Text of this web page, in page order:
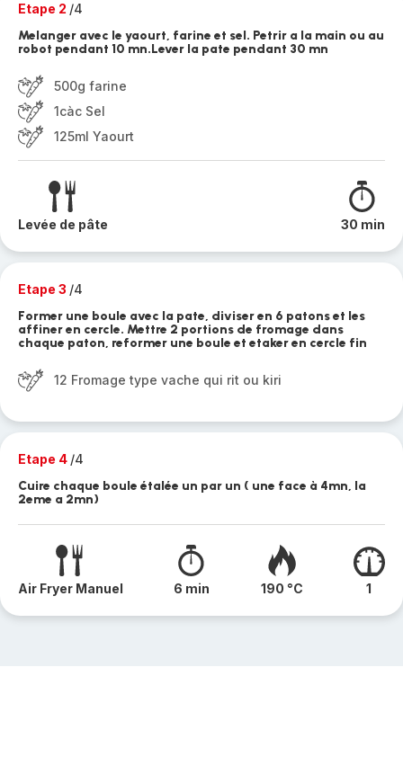
Etape 2 /4
Melanger avec le yaourt, farine et sel. Petrir a la main ou au
robot pendant 10 mn.Lever la pate pendant 30 mn
500g farine
1càc Sel
125ml Yaourt
Levée de pâte 30 min
Etape 3 /4
Former une boule avec la pate, diviser en 6 patons et les
affiner en cercle. Mettre 2 portions de fromage dans
chaque paton, reformer une boule et etaker en cercle fin
12 Fromage type vache qui rit ou kiri
Etape 4 /4
Cuire chaque boule étalée un par un ( une face à 4mn, la
2eme a 2mn)
Air Fryer Manuel 6 min 190 °C 1